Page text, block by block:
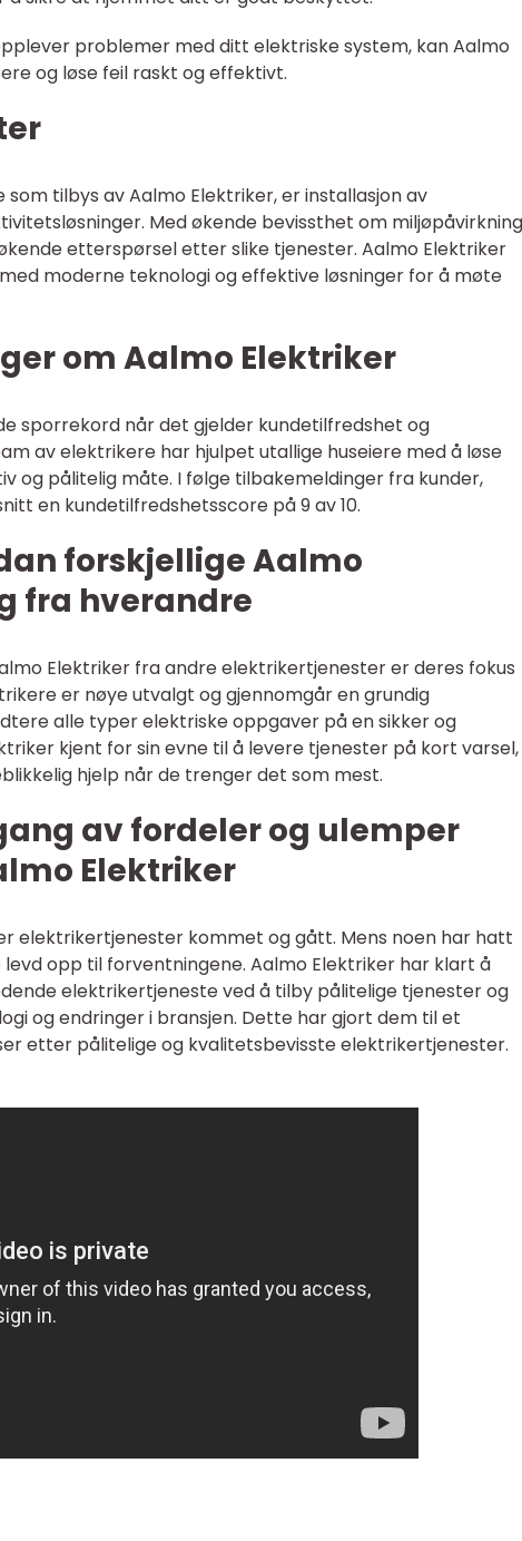
problemer med ditt elektriske system, kan Aalmo
og løse feil raskt og effektivt.
tilbys av Aalmo Elektriker, er installasjon av
Med økende bevissthet om miljøpåvirkning
etterspørsel etter slike tjenester. Aalmo Elektriker
moderne teknologi og effektive løsninger for å møte
om Aalmo Elektriker
sporrekord når det gjelder kundetilfredshet og
av elektrikere har hjulpet utallige huseiere med å løse
og pålitelig måte. I følge tilbakemeldinger fra kunder,
en kundetilfredshetsscore på 9 av 10.
forskjellige Aalmo
fra hverandre
Elektriker fra andre elektrikertjenester er deres fokus
er nøye utvalgt og gjennomgår en grundig
alle typer elektriske oppgaver på en sikker og
kjent for sin evne til å levere tjenester på kort varsel,
hjelp når de trenger det som mest.
av fordeler og ulemper
Elektriker
elektrikertjenester kommet og gått. Mens noen har hatt
levd opp til forventningene. Aalmo Elektriker har klart å
elektrikertjeneste ved å tilby pålitelige tjenester og
og endringer i bransjen. Dette har gjort dem til et
etter pålitelige og kvalitetsbevisste elektrikertjenester.